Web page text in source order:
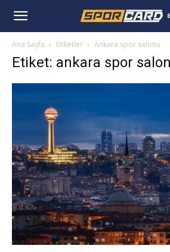
Ana Sayfa Etiketler Ankara spor salonu
Etiket: ankara spor